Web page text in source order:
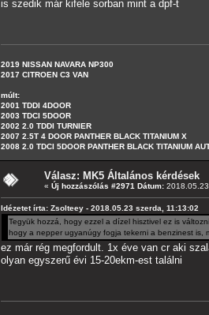
is szedik már kifele sorban mint a dpf-t
2019 NISSAN NAVARA NP300
2017 CITROEN C3 VAN
múlt:
2001 TDDI 4DOOR
2003 TDCI 5DOOR
2002 2.0 TDDI TURNIER
2007 2.5T 4 DOOR PANTHER BLACK TITANIUM X
2008 2.0 TDCI 5DOOR PANTHER BLACK TITANIUM
Válasz: MK5 Általános kérdések
« Új hozzászólás #2971 Dátum:
Idézetet írta: Zsolteey - 2018.05.23 szerda, 11:13:02
Tegyük hozzá, hogy ezzel a dízel hisztivel ez is
hogy a nepper ugyanúgy fogja tekerni a benzinest is,
ez már rég megfordult. 1x éve van cr aki
olyan egyszerű évi 15-20ekm-est találni